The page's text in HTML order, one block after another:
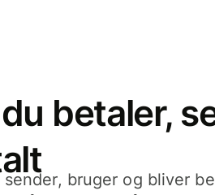
betaler,
sender, bruger og bliver